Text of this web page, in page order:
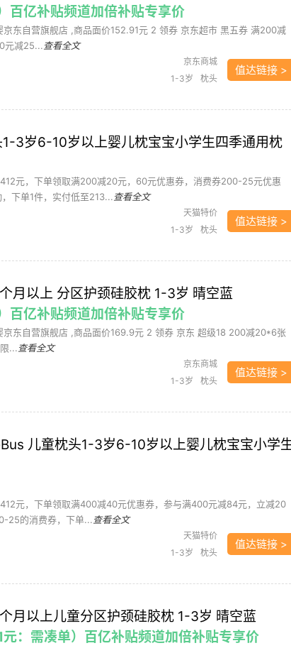
百亿补贴频道加倍补贴专享价
京东自营旗舰店 ,商品面价152.91元 2 领券 京东超市 黑五券 满200减
元减25... 查看全文
京东商城
1-3岁 枕头
值达链接 >
3岁6-10岁以上婴儿枕宝宝小学生四季通用枕
元，下单领取满200减20元，60元优惠券，消费券200-25元优惠
下单1件，实付低至213... 查看全文
天猫特价
1-3岁 枕头
值达链接 >
月以上 分区护颈硅胶枕 1-3岁 晴空蓝
百亿补贴频道加倍补贴专享价
京东自营旗舰店 ,商品面价169.9元 2 领券 京东 超级18 200减20*6张
... 查看全文
京东商城
1-3岁 枕头
值达链接 >
儿童枕头1-3岁6-10岁以上婴儿枕宝宝小学
元，下单领取满400减40元优惠券，参与满400元减84元，立减20
25的消费券，下单... 查看全文
天猫特价
1-3岁 枕头
值达链接 >
月以上儿童分区护颈硅胶枕 1-3岁 晴空蓝
：需凑单）百亿补贴频道加倍补贴专享价